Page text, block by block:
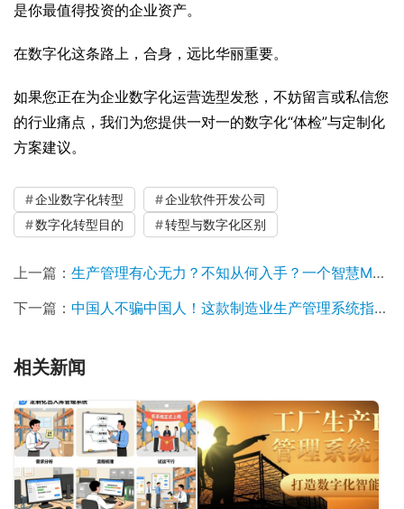
是你最值得投资的企业资产。
在数字化这条路上，合身，远比华丽重要。
如果您正在为企业数字化运营选型发愁，不妨留言或私信您
的行业痛点，我们为您提供一对一的数字化“体检”与定制化
方案建议。
企业数字化转型
企业软件开发公司
数字化转型目的
转型与数字化区别
上一篇： 生产管理有心无力？不知从何入手？一个智慧MES生产管理系统，让您轻松掌控车间！
下一篇： 中国人不骗中国人！这款制造业生产管理系统指南请收好！
相关新闻